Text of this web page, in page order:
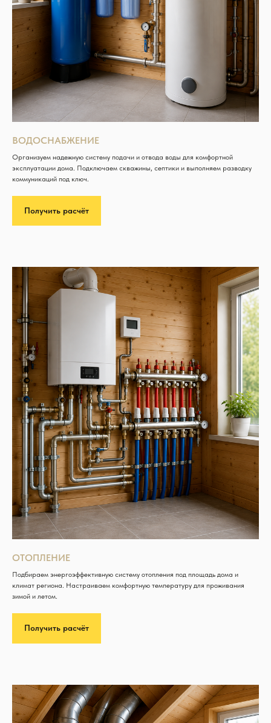
ВОДОСНАБЖЕНИЕ
Организуем надежную систему подачи и отвода воды для комфортной
эксплуатации дома. Подключаем скважины, септики и выполняем разводку
коммуникаций под ключ.
Получить расчёт
ОТОПЛЕНИЕ
Подбираем энергоэффективную систему отопления под площадь дома и
климат региона. Настраиваем комфортную температуру для проживания
зимой и летом.
Получить расчёт